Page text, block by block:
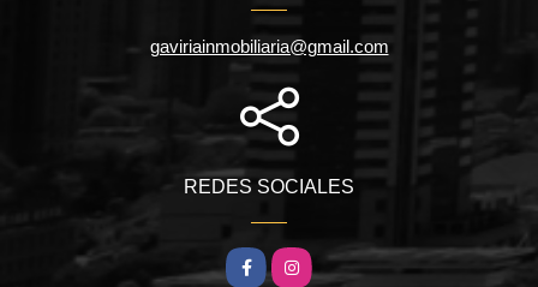
gaviriainmobiliaria@gmail.com
REDES SOCIALES
FacebookInstagram